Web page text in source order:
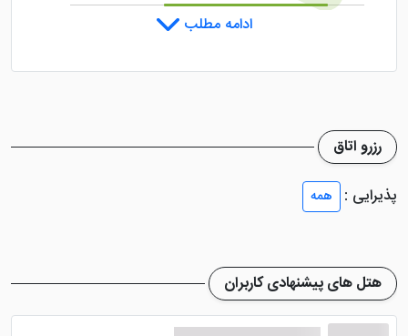
هتل رنسانس لایف وان
از تعدادی اتاق زیبا و جذاب
های مذکور امکاناتی خوب طراحی شده تا میهمانان رفاه
تمامی واحدهای اقامتی در
تخت با کانال های ماهواره ای، صندوق امانات و حمام
اختصاصی با دوش، دمپایی و سشوار هستند. اتاق های
لوکس هتل دارای بالکن با چشم انداز دریاچه وان بوده و
ادامه مطلب
رزرو اتاق
پذیرایی :
همه
هتل های پیشنهادی کاربران